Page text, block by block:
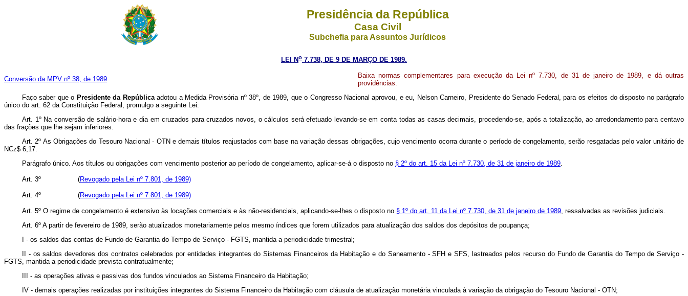
Presidência da República
Casa Civil
Subchefia para Assuntos Jurídicos
LEI No 7.738, DE 9 DE MARÇO DE 1989.
Conversão da MPV nº 38, de 1989
Baixa normas complementares para execução da Lei nº 7.730, de 31 de janeiro de 1989, e dá outras
providências.
Faço saber que o Presidente da Repúblicaadotou a Medida Provisória nº 38º, de 1989, que o Congresso Nacional aprovou, e eu, Nelson Carneiro, Presidente do Senado Federal, para os efeitos do disposto no parágrafo
único do art. 62 da Constituição Federal, promulgo a seguinte Lei:
Art. 1º Na conversão de salário-hora e dia em cruzados para cruzados novos, o cálculos será efetuado levando-se em conta todas as casas decimais, procedendo-se, após a totalização, ao arredondamento para centavo
das frações que lhe sejam inferiores.
Art. 2º As Obrigações do Tesouro Nacional - OTN e demais títulos reajustados com base na variação dessas obrigações, cujo vencimento ocorra durante o período de congelamento, serão resgatadas pelo valor unitário de
NCz$ 6,17.
Parágrafo único. Aos títulos ou obrigações com vencimento posterior ao período de congelamento, aplicar-se-á o disposto no § 2º do art. 15 da Lei nº 7.730, de 31 de janeiro de 1989.
Art. 3º (Revogado pela Lei nº 7.801, de 1989)
Art. 4º (Revogado pela Lei nº 7.801, de 1989)
Art. 5º O regime de congelamento é extensivo às locações comerciais e às não-residenciais, aplicando-se-lhes o disposto no § 1º do art. 11 da Lei nº 7.730, de 31 de janeiro de 1989, ressalvadas as revisões judiciais.
Art. 6º A partir de fevereiro de 1989, serão atualizados monetariamente pelos mesmo índices que forem utilizados para atualização dos saldos dos depósitos de poupança;
I - os saldos das contas de Fundo de Garantia do Tempo de Serviço - FGTS, mantida a periodicidade trimestral;
II - os saldos devedores dos contratos celebrados por entidades integrantes do Sistemas Financeiros da Habitação e do Saneamento - SFH e SFS, lastreados pelos recurso do Fundo de Garantia do Tempo de Serviço -
FGTS, mantida a periodicidade prevista contratualmente;
III - as operações ativas e passivas dos fundos vinculados ao Sistema Financeiro da Habitação;
IV - demais operações realizadas por instituições integrantes do Sistema Financeiro da Habitação com cláusula de atualização monetária vinculada à variação da obrigação do Tesouro Nacional - OTN;